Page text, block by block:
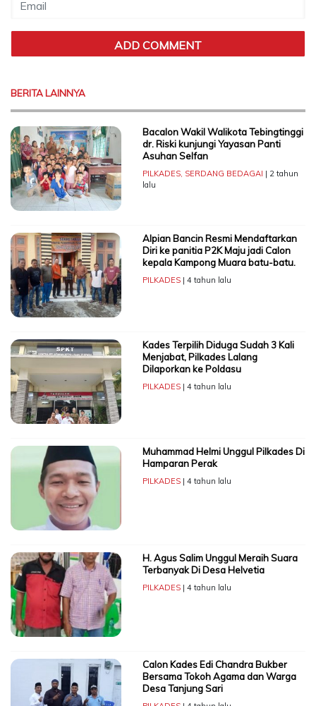
BERITA LAINNYA
Bacalon Wakil Walikota Tebingtinggi
dr. Riski kunjungi Yayasan Panti
Asuhan Selfan
PILKADES, SERDANG BEDAGAI | 2 tahun
lalu
Alpian Bancin Resmi Mendaftarkan
Diri ke panitia P2K Maju jadi Calon
kepala Kampong Muara batu-batu.
PILKADES| 4 tahun lalu
Kades Terpilih Diduga Sudah 3 Kali
Menjabat, Pilkades Lalang
Dilaporkan ke Poldasu
PILKADES| 4 tahun lalu
Muhammad Helmi Unggul Pilkades Di
Hamparan Perak
PILKADES| 4 tahun lalu
H. Agus Salim Unggul Meraih Suara
Terbanyak Di Desa Helvetia
PILKADES| 4 tahun lalu
Calon Kades Edi Chandra Bukber
Bersama Tokoh Agama dan Warga
Desa Tanjung Sari